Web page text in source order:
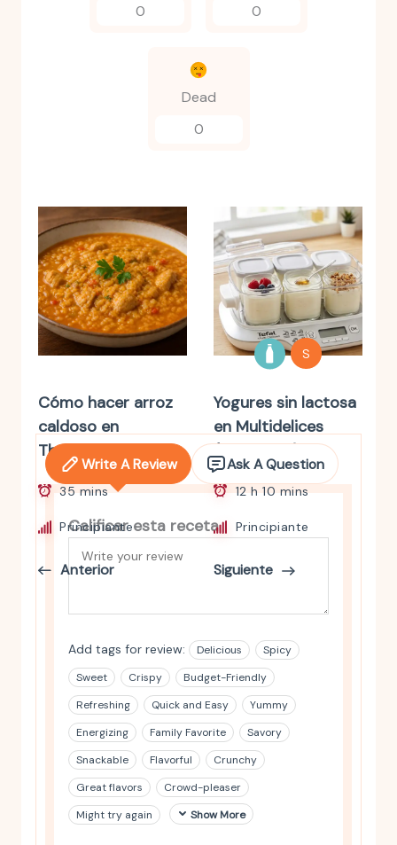
0
0
Dead
0
Cómo hacer arroz
caldoso en
Thermomix
35 mins
Principiante
Anterior
S
Yogures sin lactosa
en Multidelices
(yogurtera)
12 h 10 mins
Principiante
Siguiente
Write A Review Ask A Question
Calificar esta receta
Add tags for review: Delicious
Spicy
Sweet
Crispy
Budget-Friendly
Refreshing
Quick and Easy
Yummy
Energizing
Family Favorite
Savory
Snackable
Flavorful
Crunchy
Great flavors
Crowd-pleaser
Might try again
Show More